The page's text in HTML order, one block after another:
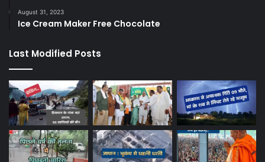
August 31, 2023
Ice Cream Maker Free Chocolate
Last Modified Posts